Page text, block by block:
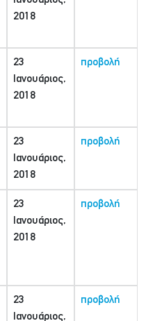
2018
23
Ιανουάριος,
2018
προβολή
23
Ιανουάριος,
2018
προβολή
23
Ιανουάριος,
2018
προβολή
23
Ιανουάριος,
προβολή